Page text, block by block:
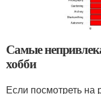
Самые
хобби
Если посмотреть на